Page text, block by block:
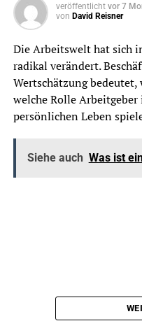
Bewertungen
Lokale
Leistungsseiten
Jede
Vertrauen
Warum Local
wichtig ist
veröffentlicht vor 7
von David Reisner
Die Arbeitswelt hat sich
radikal verändert.
Wertschätzung
welche Rolle
persönlichen Leben
Siehe auch Was ist